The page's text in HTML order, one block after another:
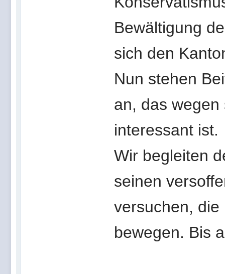
Bewältigung
sich den
Nun stehen
an, das
interessant ist.
Wir begleiten
seinen
versuchen,
bewegen. Bis